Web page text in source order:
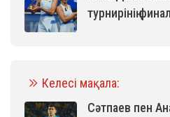
турнирінің
Келесі мақала:
Сәтпаев пен